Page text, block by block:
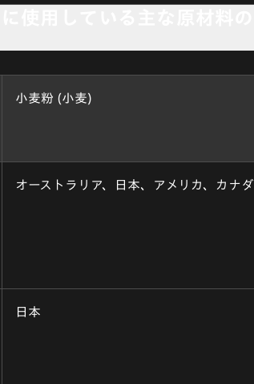
小麦粉 (小麦)
オーストラリア、日本、アメリカ、カナダ
日本